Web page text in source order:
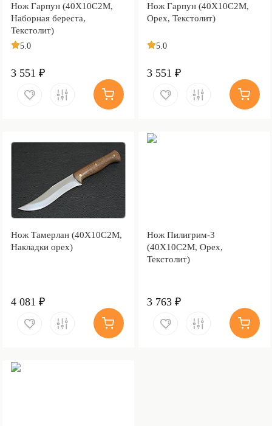
Нож Гарпун (40Х10С2М,
Наборная береста,
Текстолит)
5.0
3 551 ₽
Нож Гарпун (40Х10С2М,
Орех, Текстолит)
5.0
3 551 ₽
Нож Тамерлан (40Х10С2М,
Накладки орех)
4 081 ₽
Нож Пилигрим-3
(40Х10С2М, Орех,
Текстолит)
3 763 ₽